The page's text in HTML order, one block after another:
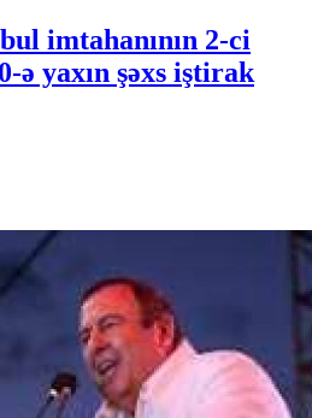
imtahanının 2-ci
ə yaxın şəxs iştirak